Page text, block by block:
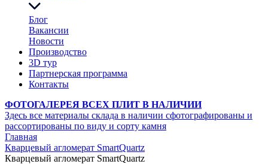
Блог
Вакансии
Новости
Производство
3D тур
Партнерская программа
Контакты
ФОТОГАЛЕРЕЯ ВСЕХ ПЛИТ В НАЛИЧИИ
Здесь все материалы склада в наличии сфотографированы и
рассортированы по виду и сорту камня
Главная
Кварцевый агломерат SmartQuartz
Кварцевый агломерат SmartQuartz